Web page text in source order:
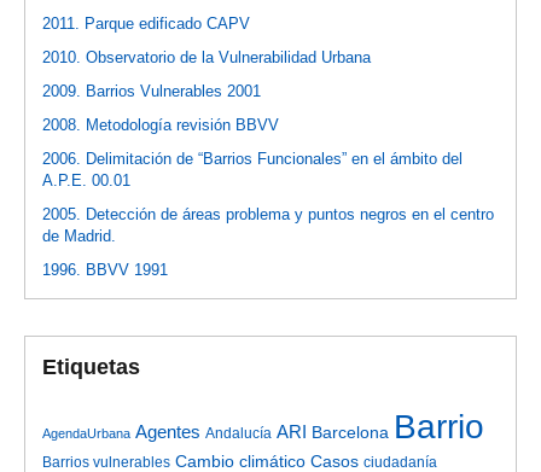
2011. Parque edificado CAPV
2010. Observatorio de la Vulnerabilidad Urbana
2009. Barrios Vulnerables 2001
2008. Metodología revisión BBVV
2006. Delimitación de “Barrios Funcionales” en el ámbito del
A.P.E. 00.01
2005. Detección de áreas problema y puntos negros en el centro
de Madrid.
1996. BBVV 1991
Etiquetas
AgendaUrbana Agentes Andalucía ARI Barcelona Barrio
Barrios vulnerables Cambio climático Casos ciudadanía